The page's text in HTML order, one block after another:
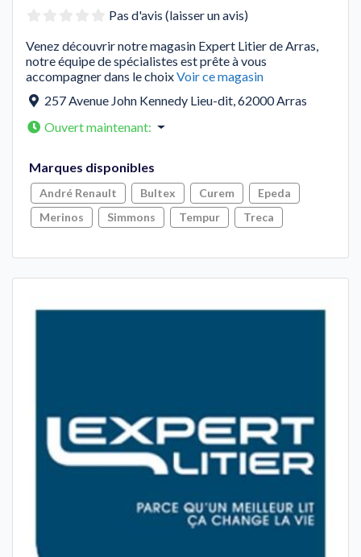
Pas d'avis (laisser un avis)
Venez découvrir notre magasin Expert Litier de Arras,
notre équipe de spécialistes est prête à vous
accompagner dans le choixVoir ce magasin
257 Avenue John Kennedy Lieu-dit,62000Arras
Ouvert maintenant:
Marques disponibles
André Renault Bultex Curem
Epeda
Merinos
Simmons Tempur Treca